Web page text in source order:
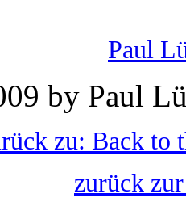
Paul
by Paul
zu: Back to
zurück